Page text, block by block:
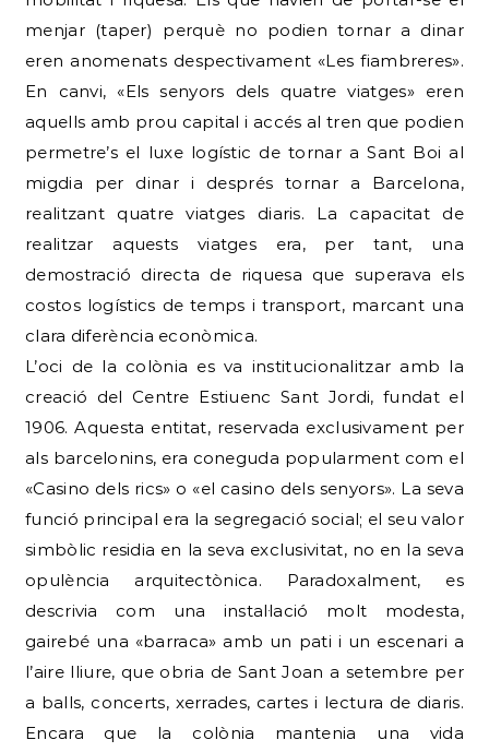
menjar (taper) perquè no podien tornar a dinar
eren anomenats despectivament «Les fiambreres».
En canvi, «Els senyors dels quatre viatges» eren
aquells amb prou capital i accés al tren que podien
permetre’s el luxe logístic de tornar a Sant Boi al
migdia per dinar i després tornar a Barcelona,
realitzant quatre viatges diaris. La capacitat de
realitzar aquests viatges era, per tant, una
demostració directa de riquesa que superava els
costos logístics de temps i transport, marcant una
clara diferència econòmica.
L’oci de la colònia es va institucionalitzar amb la
creació del Centre Estiuenc Sant Jordi, fundat el
1906. Aquesta entitat, reservada exclusivament per
als barcelonins, era coneguda popularment com el
«Casino dels rics» o «el casino dels senyors». La seva
funció principal era la segregació social; el seu valor
simbòlic residia en la seva exclusivitat, no en la seva
opulència arquitectònica. Paradoxalment, es
descrivia com una instal·lació molt modesta,
gairebé una «barraca» amb un pati i un escenari a
l’aire lliure, que obria de Sant Joan a setembre per
a balls, concerts, xerrades, cartes i lectura de diaris.
Encara que la colònia mantenia una vida